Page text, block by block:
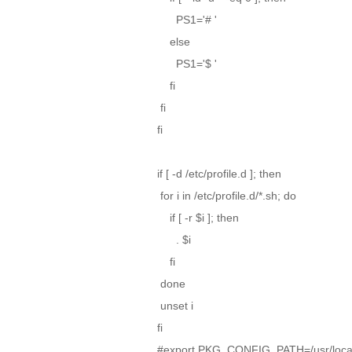
PS1='# '
else
PS1='$ '
fi
fi
fi
if [ -d /etc/profile.d ]; then
for i in /etc/profile.d/*.sh; do
if [ -r $i ]; then
. $i
fi
done
unset i
fi